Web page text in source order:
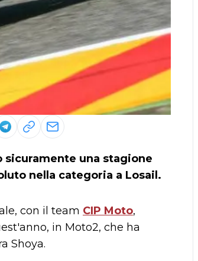
sicuramente una stagione
nella categoria a Losail.
con il team CIP Moto,
in Moto2, che ha
Shoya.